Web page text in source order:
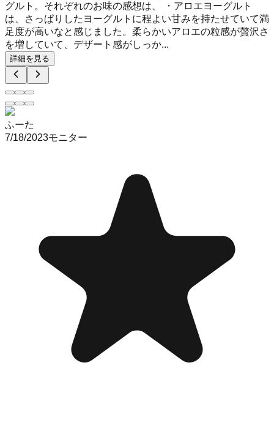
グルト。それぞれのお味の感想は、 ・アロエヨーグルト
は、さっぱりしたヨーグルトに程よい甘みを持たせていて満
足度が高いなと感じました。柔らかいアロエの粒感が贅沢さ
を増していて、デザート感がしっか...
詳細を見る
ふーた
7/18/2023モニター